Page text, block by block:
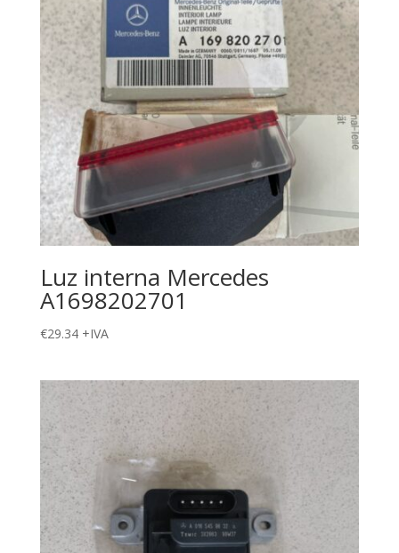
Luz interna Mercedes
A1698202701
€29.34 +IVA